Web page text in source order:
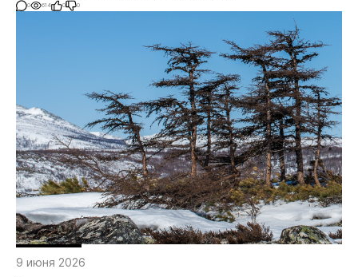
0 614 0 0
9 июня 2026